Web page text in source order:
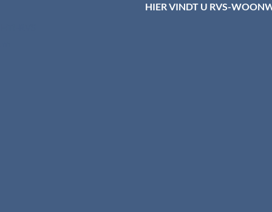
HIER VINDT U RVS-